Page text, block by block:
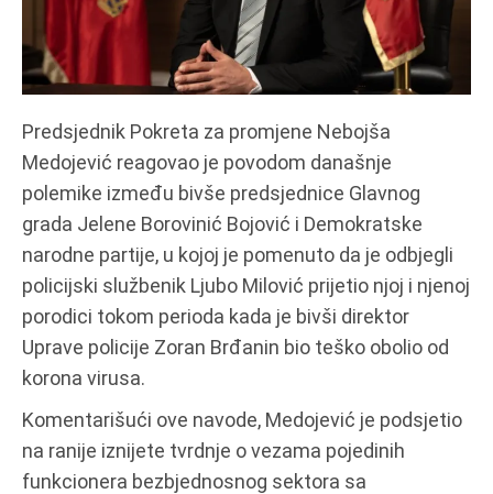
Predsjednik Pokreta za promjene Nebojša
Medojević reagovao je povodom današnje
polemike između bivše predsjednice Glavnog
grada Jelene Borovinić Bojović i Demokratske
narodne partije, u kojoj je pomenuto da je odbjegli
policijski službenik Ljubo Milović prijetio njoj i njenoj
porodici tokom perioda kada je bivši direktor
Uprave policije Zoran Brđanin bio teško obolio od
korona virusa.
Komentarišući ove navode, Medojević je podsjetio
na ranije iznijete tvrdnje o vezama pojedinih
funkcionera bezbjednosnog sektora sa